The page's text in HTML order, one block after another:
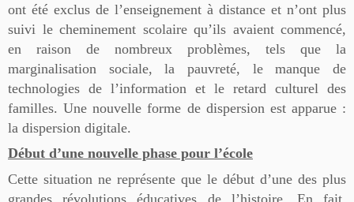
ont été exclus de l’enseignement à distance et n’ont plus
suivi le cheminement scolaire qu’ils avaient commencé,
en raison de nombreux problèmes, tels que la
marginalisation sociale, la pauvreté, le manque de
technologies de l’information et le retard culturel des
familles. Une nouvelle forme de dispersion est apparue :
la dispersion digitale.
Début d’une nouvelle phase pour l’école
Cette situation ne représente que le début d’une des plus